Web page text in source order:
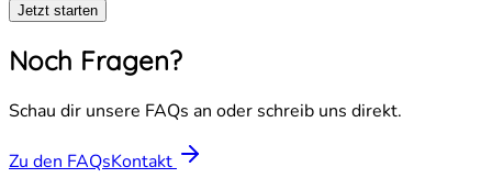
Jetzt starten
Noch Fragen?
Schau dir unsere FAQs an oder schreib uns direkt.
Zu den FAQsKontakt